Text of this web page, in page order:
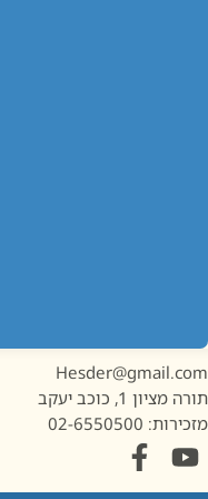
1, כוכב יעקב
02-6550500